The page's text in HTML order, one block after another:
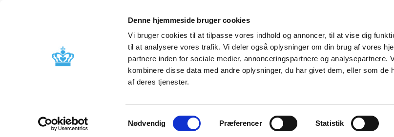
Denne hjemmeside bruger cookies
Vi bruger cookies til at tilpasse vores indhold og annoncer, til at vise dig
til at analysere vores trafik. Vi deler også oplysninger om din brug af vores
partnere inden for sociale medier, annonceringspartnere og analysepartnere.
kombinere disse data med andre oplysninger, du har givet dem, eller som de
af deres tjenester.
Samtykkevalg
Nødvendig Præferencer Statistik
Nyheder Om os
Godkendelse og
Bivirkninger og
produktinformation
Tilskud og
Apoteker og
/ 2017